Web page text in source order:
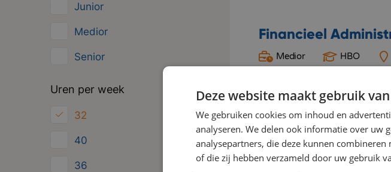
Junior
Medior
Senior
Uren per week
32
40
36
ongeveer 150
Dynamisch,
Financieel
Medior HBO
Onze opdrachtgever is
sector. Het bedrijf
brandstof, tol en
voordelig tanken binnen
onderscheiden zich door
Direct solliciteren
Deze website maakt gebruik
We gebruiken cookies om inhoud en
analyseren. We delen ook informatie over uw
analysepartners, die deze kunnen
of die zij hebben verzameld door uw gebruik